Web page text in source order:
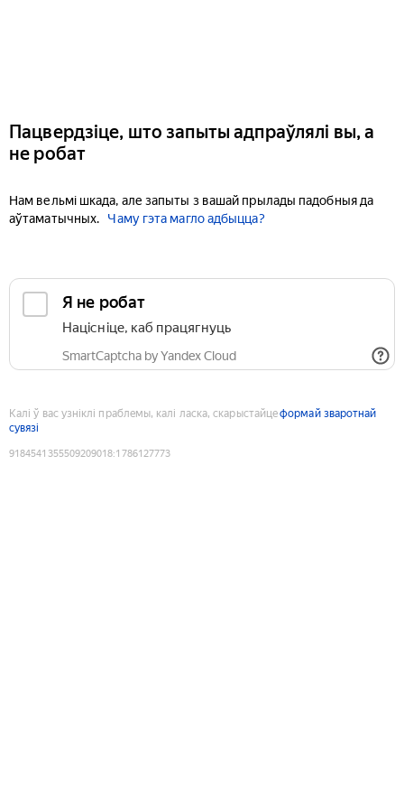
Пацвердзіце, што запыты адпраўлялі вы, а
не робат
Нам вельмі шкада, але запыты з вашай прылады падобныя да
аўтаматычных.
Чаму гэта магло адбыцца?
Я не робат
Націсніце, каб працягнуць
SmartCaptcha by Yandex Cloud
Калі ў вас узніклі праблемы, калі ласка, скарыстайцеформай зваротнай
сувязі
9184541355509209018:1786127773